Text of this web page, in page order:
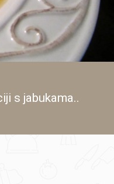
s jabukama..